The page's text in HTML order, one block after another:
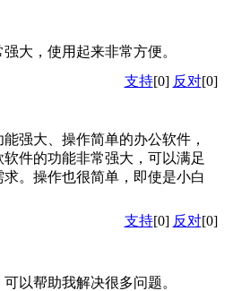
大，使用起来非常方便。
支持[0] 反对[0]
强大、操作简单的办公软件，
件的功能非常强大，可以满足
。操作也很简单，即使是小白
支持[0] 反对[0]
以帮助我解决很多问题。